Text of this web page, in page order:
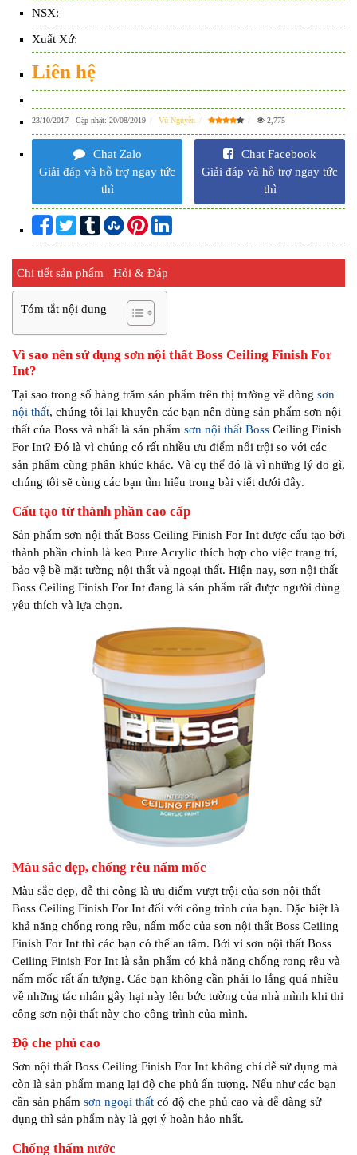
NSX:
Xuất Xứ:
Liên hệ
23/10/2017 - Cập nhật: 20/08/2019 Vũ Nguyễn 2,775
Chat Zalo
Giải đáp và hỗ trợ ngay tức
thì
Chat Facebook
Giải đáp và hỗ trợ ngay tức
thì
Chi tiết sản phẩm Hỏi & Đáp
Tóm tắt nội dung
Vì sao nên sử dụng sơn nội thất Boss Ceiling Finish For
Int?
Tại sao trong số hàng trăm sản phẩm trên thị trường về dòng sơn
nội thất, chúng tôi lại khuyên các bạn nên dùng sản phẩm sơn nội
thất của Boss và nhất là sản phẩm sơn nội thất Boss Ceiling Finish
For Int? Đó là vì chúng có rất nhiều ưu điểm nổi trội so với các
sản phẩm cùng phân khúc khác. Và cụ thể đó là vì những lý do gì,
chúng tôi sẽ cùng các bạn tìm hiểu trong bài viết dưới đây.
Cấu tạo từ thành phần cao cấp
Sản phẩm sơn nội thất Boss Ceiling Finish For Int được cấu tạo bởi
thành phần chính là keo Pure Acrylic thích hợp cho việc trang trí,
bảo vệ bề mặt tường nội thất và ngoại thất. Hiện nay, sơn nội thất
Boss Ceiling Finish For Int đang là sản phẩm rất được người dùng
yêu thích và lựa chọn.
Màu sắc đẹp, chống rêu nấm mốc
Màu sắc đẹp, dễ thi công là ưu điểm vượt trội của sơn nội thất
Boss Ceiling Finish For Int đối với công trình của bạn. Đặc biệt là
khả năng chống rong rêu, nấm mốc của sơn nội thất Boss Ceiling
Finish For Int thì các bạn có thể an tâm. Bởi vì sơn nội thất Boss
Ceiling Finish For Int là sản phẩm có khả năng chống rong rêu và
nấm mốc rất ấn tượng. Các bạn không cần phải lo lắng quá nhiều
về những tác nhân gây hại này lên bức tường của nhà mình khi thi
công sơn nội thất này cho công trình của mình.
Độ che phủ cao
Sơn nội thất Boss Ceiling Finish For Int không chỉ dễ sử dụng mà
còn là sản phẩm mang lại độ che phủ ấn tượng. Nếu như các bạn
cần sản phẩm sơn ngoại thất có độ che phủ cao và dễ dàng sử
dụng thì sản phẩm này là gợi ý hoàn hảo nhất.
Chống thấm nước